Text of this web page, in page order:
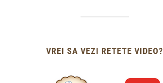
VREI SA VEZI RETETE VIDEO?